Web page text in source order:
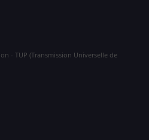
- TUP (Transmission Universelle de